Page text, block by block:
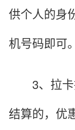
供个人的身
机号码即可。
3、拉卡
结算的，优